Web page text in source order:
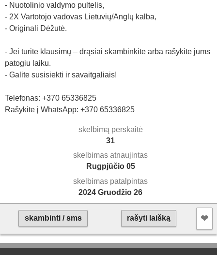
- Nuotolinio valdymo pultelis,
- 2X Vartotojo vadovas Lietuvių/Anglų kalba,
- Originali Dėžutė.
- Jei turite klausimų – drąsiai skambinkite arba rašykite jums
patogiu laiku.
- Galite susisiekti ir savaitgaliais!
Telefonas: +370 65336825
Rašykite į WhatsApp: +370 65336825
skelbimą perskaitė
31
skelbimas atnaujintas
Rugpjūčio 05
skelbimas patalpintas
2024 Gruodžio 26
skambinti / sms rašyti laišką ❤︎